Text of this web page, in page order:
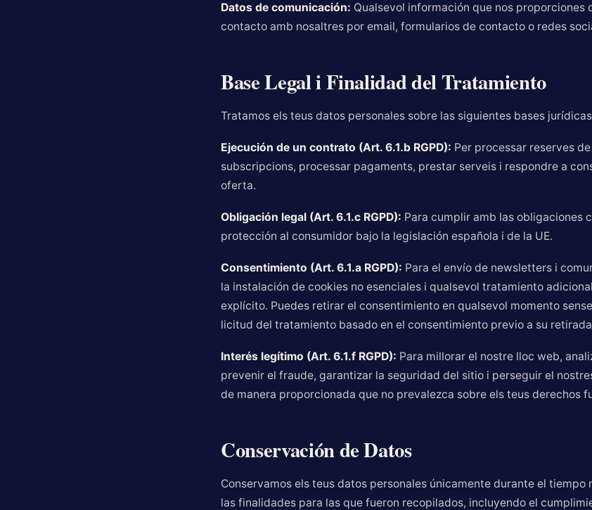
Datos de comunicación: Qualsevol información que nos proporciones
contacto amb nosaltres por email, formularios de contacto o redes
Base Legal i Finalidad del Tratamiento
Tratamos els teus datos personales sobre las siguientes bases
Ejecución de un contrato (Art. 6.1.b RGPD): Per processar reserves
subscripcions, processar pagaments, prestar serveis i respondre a
oferta.
Obligación legal (Art. 6.1.c RGPD): Para cumplir amb las obligaciones
protección al consumidor bajo la legislación española i de la UE.
Consentimiento (Art. 6.1.a RGPD): Para el envío de newsletters i
la instalación de cookies no esenciales i qualsevol tratamiento
explícito. Puedes retirar el consentimiento en qualsevol momento
licitud del tratamiento basado en el consentimiento previo a su
Interés legítimo (Art. 6.1.f RGPD): Para millorar el nostre lloc web,
prevenir el fraude, garantizar la seguridad del sitio i perseguir el
de manera proporcionada que no prevalezca sobre els teus derechos
Conservación de Datos
Conservamos els teus datos personales únicamente durante el tiempo
las finalidades para las que fueron recopilados, incluyendo el